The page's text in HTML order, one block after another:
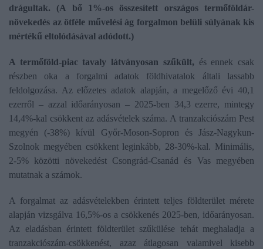
drágultak. (A bő 1%-os összesített országos termőföldár-
növekedés az ötféle művelési ág forgalmon belüli súlyának kis
mértékű eltolódásával adódott.)
A termőföld-piac tavaly látványosan szűkült, és ennek csak
részben oka a forgalmi adatok földhivatalok általi lassabb
feldolgozása. Az előzetes adatok alapján, a megelőző évi 40,1
ezerről – azzal időarányosan – 2025-ben 34,3 ezerre, mintegy
14,4%-kal csökkent az adásvételek száma. A tranzakciószám Pest
megyén (-38%) kívül Győr-Moson-Sopron és Jász-Nagykun-
Szolnok megyében csökkent leginkább, 28-30%-kal. Minimális,
2-5% közötti növekedést Csongrád-Csanád és Vas megyében
mutatnak a számok.
A forgalmat az adásvételekben érintett teljes földterület mérete
alapján vizsgálva 16,5%-os a csökkenés 2025-ben, időarányosan.
Az eladásban érintett földterület szűkülése tehát meghaladja a
tranzakciószám-csökkenést, azaz átlagosan valamivel kisebb